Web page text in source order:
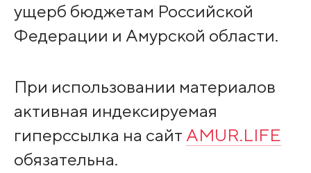
ущерб бюджетам Российской
Федерации и Амурской области.
При использовании материалов
активная индексируемая
гиперссылка на сайт AMUR.LIFE
обязательна.